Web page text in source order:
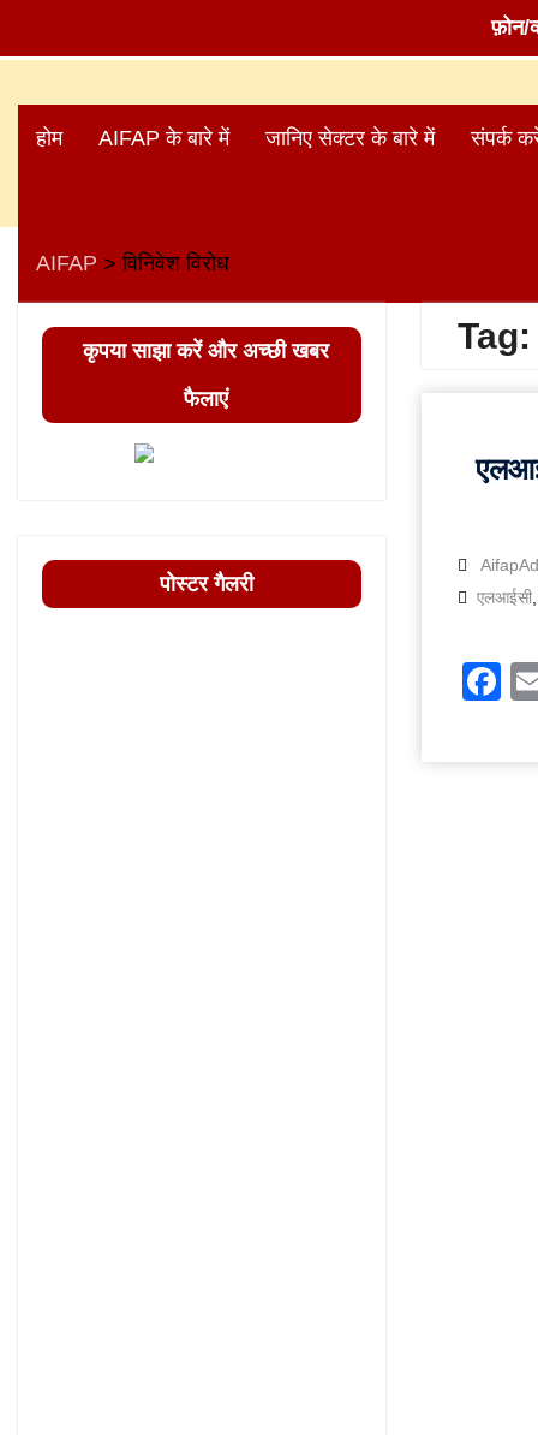
फ़ोन/
content
होम AIFAP के बारे में जानिए सेक्टर के बारे में संपर्क
AIFAP > विनिवेश विरोध
एलआईसी
कृपया साझा करें और अच्छी खबर
फैलाएं
पोस्टर गैलरी